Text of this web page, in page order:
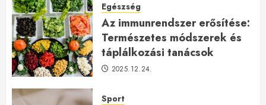
Egészség
Az immunrendszer erősítése:
Természetes módszerek és
táplálkozási tanácsok
2025.12.24.
Sport